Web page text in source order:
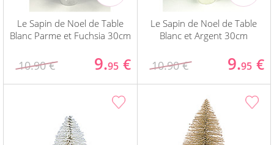
Le Sapin de Noel de Table
Blanc Parme et Fuchsia 30cm
10.90 € 9.95 €
Le Sapin de Noel de Table
Blanc et Argent 30cm
10.90 € 9.95 €